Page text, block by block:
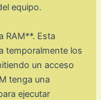
equipo.
RAM**. Esta
temporalmente los
un acceso
tenga una
ejecutar